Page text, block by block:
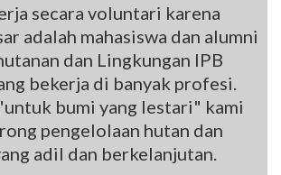
secara voluntari karena
adalah mahasiswa dan alumni
dan Lingkungan IPB
bekerja di banyak profesi.
bumi yang lestari" kami
pengelolaan hutan dan
adil dan berkelanjutan.